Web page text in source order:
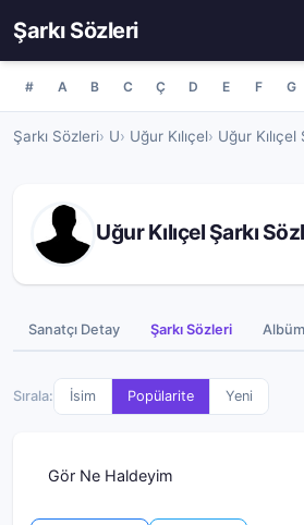
Şarkı Sözleri
# A B C Ç D E F G
Şarkı Sözleri U Uğur Kılıçel Uğur Kılıçel
Uğur Kılıçel Şarkı
Sanatçı Detay Şarkı Sözleri
Sırala: İsim Popülarite Yeni
Gör Ne Haldeyim